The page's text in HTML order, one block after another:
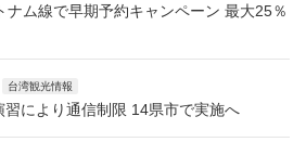
ナム線で早期予約キャンペーン 最大25％
台湾観光情報
習により通信制限 14県市で実施へ